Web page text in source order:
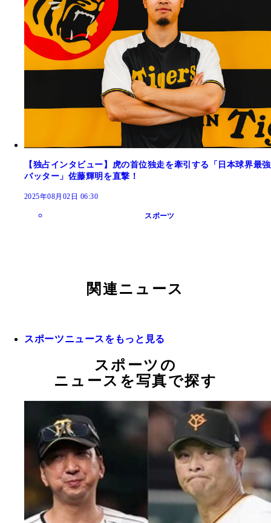
【独占インタビュー】虎の首位独走を牽引する「日本球界最強
バッター」佐藤輝明を直撃！
2025年08月02日 06:30
スポーツ
関連ニュース
スポーツニュースをもっと見る
スポーツの
ニュースを写真で探す